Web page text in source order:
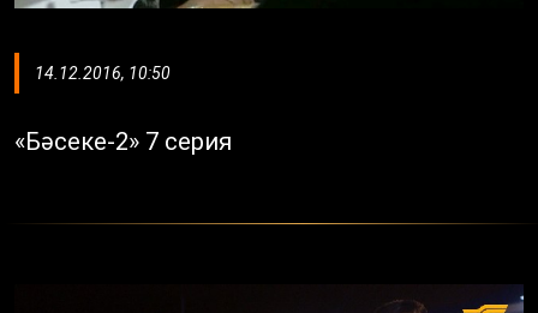
14.12.2016, 10:50
«Бәсеке-2» 7 серия